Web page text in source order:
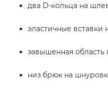
два D-кольца на
эластичные вставки
завышенная область
низ брюк на